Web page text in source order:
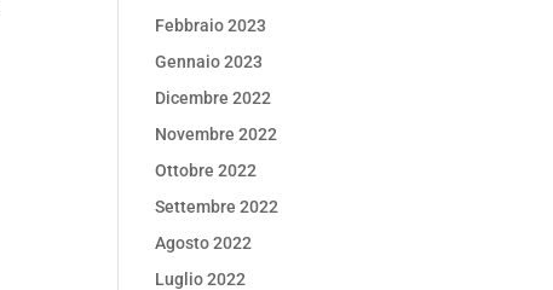
Febbraio 2023
Gennaio 2023
Dicembre 2022
Novembre 2022
Ottobre 2022
Settembre 2022
Agosto 2022
Luglio 2022